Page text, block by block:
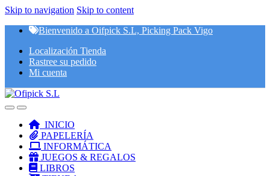
Skip to navigation Skip to content
Bienvenido a Oifpick S.L, Picking Pack Vigo
Localización Tienda
Rastree su pedido
Mi cuenta
INICIO
PAPELERÍA
INFORMÁTICA
JUEGOS & REGALOS
LIBROS